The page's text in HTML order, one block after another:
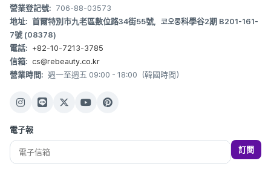
營業登記號: 706-88-03573
地址: 首爾特別市九老區數位路34街55號，코오롱科學谷2期 B201-161-
7號 (08378)
電話: +82-10-7213-3785
信箱: cs@rebeauty.co.kr
營業時間: 週一至週五 09:00 - 18:00（韓國時間）
電子報
訂閱